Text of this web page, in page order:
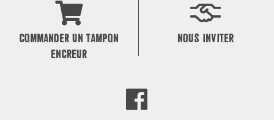
COMMANDER UN TAMPON
ENCREUR
NOUS INVITER
DEVENEZ FAN !